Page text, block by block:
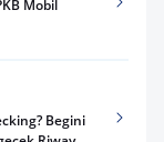
Mobil
Begini